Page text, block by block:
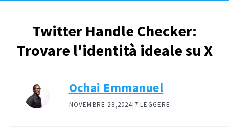
Twitter Handle Checker:
Trovare l'identità ideale su X
Ochai Emmanuel
NOVEMBRE 28,2024|7 LEGGERE